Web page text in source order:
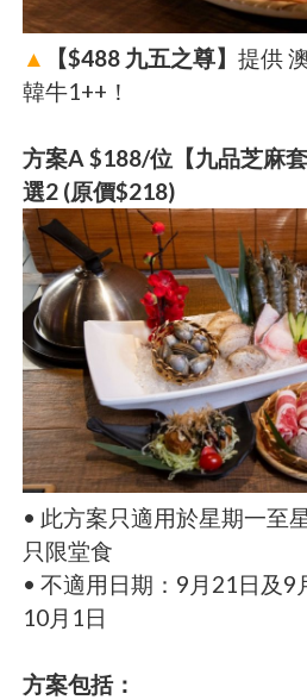
▲ 【$488 九五之尊】提供
韓牛1++！
方案A $188/位【九品芝麻
選2 (原價$218)
• 此方案只適用於星期一至
只限堂食
• 不適用日期：9月21日及9
10月1日
方案包括：